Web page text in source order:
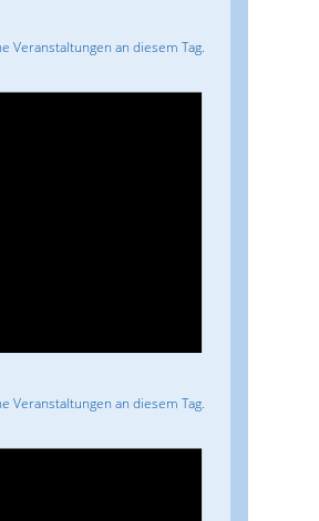
Veranstaltungen an diesem Tag.
Veranstaltungen an diesem Tag.